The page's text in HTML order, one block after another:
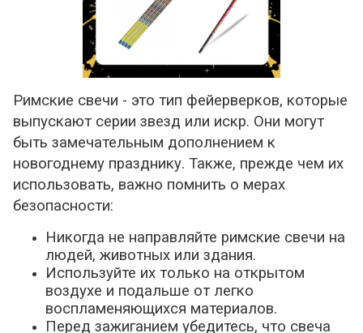
Римские свечи - это тип фейерверков, которые
выпускают серии звезд или искр. Они могут
быть замечательным дополнением к
новогоднему празднику. Также, прежде чем их
использовать, важно помнить о мерах
безопасности:
Никогда не направляйте римские свечи на
людей, животных или здания.
Используйте их только на открытом
воздухе и подальше от легко
воспламеняющихся материалов.
Перед зажиганием убедитесь, что свеча